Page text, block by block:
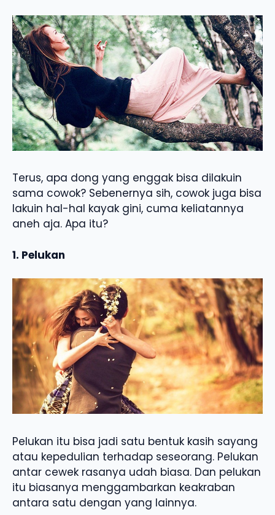
Terus, apa dong yang enggak bisa dilakuin
sama cowok? Sebenernya sih, cowok juga bisa
lakuin hal-hal kayak gini, cuma keliatannya
aneh aja. Apa itu?
1. Pelukan
Pelukan itu bisa jadi satu bentuk kasih sayang
atau kepedulian terhadap seseorang. Pelukan
antar cewek rasanya udah biasa. Dan pelukan
itu biasanya menggambarkan keakraban
antara satu dengan yang lainnya.